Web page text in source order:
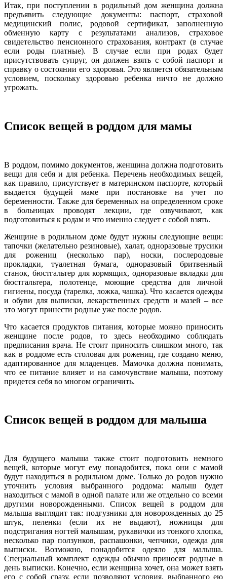
Итак, при поступлении в родильный дом женщина должна
предъявить следующие документы: паспорт, страховой
медицинский полис, родовой сертификат, заполненную
обменную карту с результатами анализов, страховое
свидетельство пенсионного страхования, контракт (в случае
если роды платные). В случае если при родах будет
присутствовать супруг, он должен взять с собой паспорт и
справку о состоянии его здоровья. Это является обязательным
условием, поскольку здоровью ребенка ничто не должно
угрожать.
Список вещей в роддом для мамы
В роддом, помимо документов, женщина должна подготовить
вещи для себя и для ребенка. Перечень необходимых вещей,
как правило, присутствует в материнском паспорте, который
выдается будущей маме при постановке на учет по
беременности. Также для беременных на определенном сроке
в больницах проводят лекции, где озвучивают, как
подготовиться к родам и что именно следует с собой взять.
Женщине в родильном доме будут нужны следующие вещи:
тапочки (желательно резиновые), халат, одноразовые трусики
для рожениц (несколько пар), носки, послеродовые
прокладки, туалетная бумага, одноразовый бритвенный
станок, бюстгальтер для кормящих, одноразовые вкладки для
бюстгальтера, полотенце, моющие средства для личной
гигиены, посуда (тарелка, ложка, чашка). Что касается одежды
и обуви для выписки, лекарственных средств и мазей – все
это могут принести родные уже после родов.
Что касается продуктов питания, которые можно приносить
женщине после родов, то здесь необходимо соблюдать
предписания врача. Не стоит приносить слишком много, так
как в роддоме есть столовая для рожениц, где создано меню,
адаптированное для младенцев. Мамочка должна понимать,
что ее питание влияет и на самочувствие малыша, поэтому
придется себя во многом ограничить.
Список вещей в роддом для малыша
Для будущего малыша также стоит подготовить немного
вещей, которые могут ему понадобится, пока они с мамой
будут находиться в родильном доме. Только до родов нужно
уточнить условия выбранного роддома: малыш будет
находиться с мамой в одной палате или же отдельно со всеми
другими новорожденными. Список вещей в роддом для
малыша выглядит так: подгузники для новорожденных до 25
штук, пеленки (если их не выдают), ножницы для
подстригания ногтей малышам, рукавички из тонкого хлопка,
несколько пар ползунков, распашонки, чепчики, одежда для
выписки. Возможно, понадобится одеяло для малыша.
Специальный комплект одежды обычно приносят родные в
день выписки. Конечно, если женщина хочет, она может взять
его с собой сразу, если позволяют условия, выбранного ею